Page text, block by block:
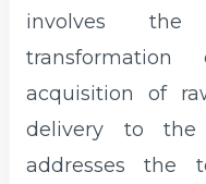
involves
acquisition of
delivery to the
addresses the